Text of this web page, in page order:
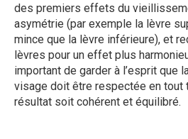
des premiers effets du
asymétrie (par exemple la lèvre
mince que la lèvre inférieure), et
lèvres pour un effet plus
important de garder à l’esprit que
visage doit être respectée en tout
résultat soit cohérent et équilibré.